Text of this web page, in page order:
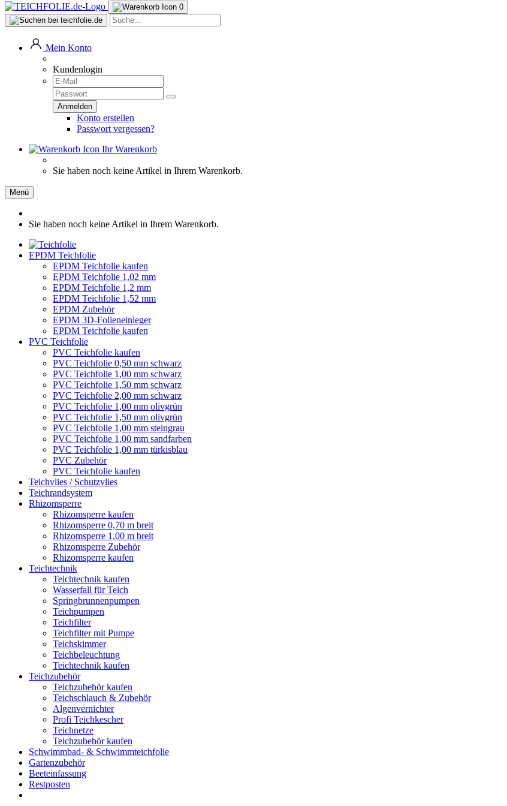
0
Mein Konto
Kundenlogin
Konto erstellen
Passwort vergessen?
Ihr Warenkorb
Sie haben noch keine Artikel in Ihrem Warenkorb.
Menü
Sie haben noch keine Artikel in Ihrem Warenkorb.
EPDM Teichfolie
EPDM Teichfolie kaufen
EPDM Teichfolie 1,02 mm
EPDM Teichfolie 1,2 mm
EPDM Teichfolie 1,52 mm
EPDM Zubehör
EPDM 3D-Folieneinleger
EPDM Teichfolie kaufen
PVC Teichfolie
PVC Teichfolie kaufen
PVC Teichfolie 0,50 mm schwarz
PVC Teichfolie 1,00 mm schwarz
PVC Teichfolie 1,50 mm schwarz
PVC Teichfolie 2,00 mm schwarz
PVC Teichfolie 1,00 mm olivgrün
PVC Teichfolie 1,50 mm olivgrün
PVC Teichfolie 1,00 mm steingrau
PVC Teichfolie 1,00 mm sandfarben
PVC Teichfolie 1,00 mm türkisblau
PVC Zubehör
PVC Teichfolie kaufen
Teichvlies / Schutzvlies
Teichrandsystem
Rhizomsperre
Rhizomsperre kaufen
Rhizomsperre 0,70 m breit
Rhizomsperre 1,00 m breit
Rhizomsperre Zubehör
Rhizomsperre kaufen
Teichtechnik
Teichtechnik kaufen
Wasserfall für Teich
Springbrunnenpumpen
Teichpumpen
Teichfilter
Teichfilter mit Pumpe
Teichskimmer
Teichbeleuchtung
Teichtechnik kaufen
Teichzubehör
Teichzubehör kaufen
Teichschlauch & Zubehör
Algenvernichter
Profi Teichkescher
Teichnetze
Teichzubehör kaufen
Schwimmbad- & Schwimmteichfolie
Gartenzubehör
Beeteinfassung
Restposten